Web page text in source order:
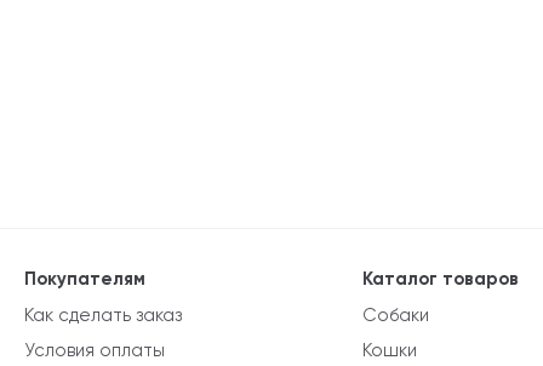
Каталог товаров
Собаки
Кошки
Покупателям
Как сделать заказ
Условия оплаты